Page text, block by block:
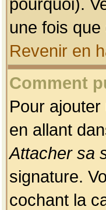
une fois
Revenir en
Comment
Pour
en allant
Attacher sa
signature.
cochant la